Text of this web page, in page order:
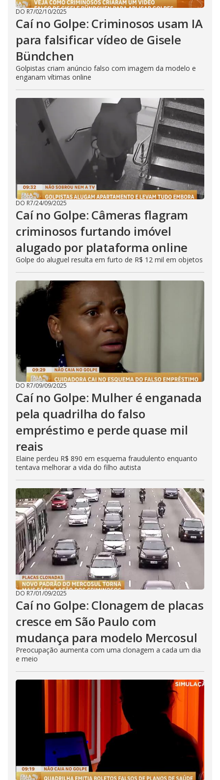
DO R7/02/10/2025
Caí no Golpe: Criminosos usam IA
para falsificar vídeo de Gisele
Bündchen
Golpistas criam anúncio falso com imagem da modelo e
enganam vítimas online
DO R7/24/09/2025
Caí no Golpe: Câmeras flagram
criminosos furtando imóvel
alugado por plataforma online
Golpe do aluguel resulta em furto de R$ 12 mil em objetos
DO R7/09/09/2025
Caí no Golpe: Mulher é enganada
pela quadrilha do falso
empréstimo e perde quase mil
reais
Elaine perdeu R$ 890 em esquema fraudulento enquanto
tentava melhorar a vida do filho autista
DO R7/01/09/2025
Caí no Golpe: Clonagem de placas
cresce em São Paulo com
mudança para modelo Mercosul
Preocupação aumenta com uma clonagem a cada um dia
e meio